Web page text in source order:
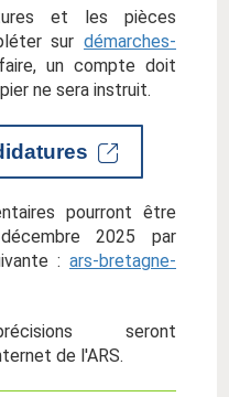
et les pièces
sur démarches-
un compte doit
ne sera instruit.
pourront être
2025 par
: ars-bretagne-
seront
de l'ARS.